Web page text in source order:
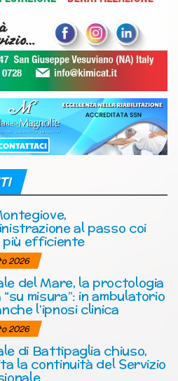
al passo coi
più efficiente
2026
del Mare, la proctologia
misura”: in ambulatorio
l’ipnosi clinica
2026
di Battipaglia chiuso,
la continuità del Servizio